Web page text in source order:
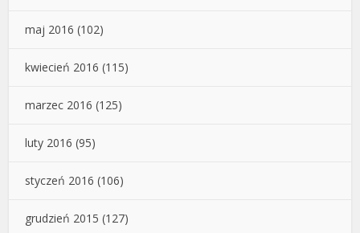
maj 2016 (102)
kwiecień 2016 (115)
marzec 2016 (125)
luty 2016 (95)
styczeń 2016 (106)
grudzień 2015 (127)